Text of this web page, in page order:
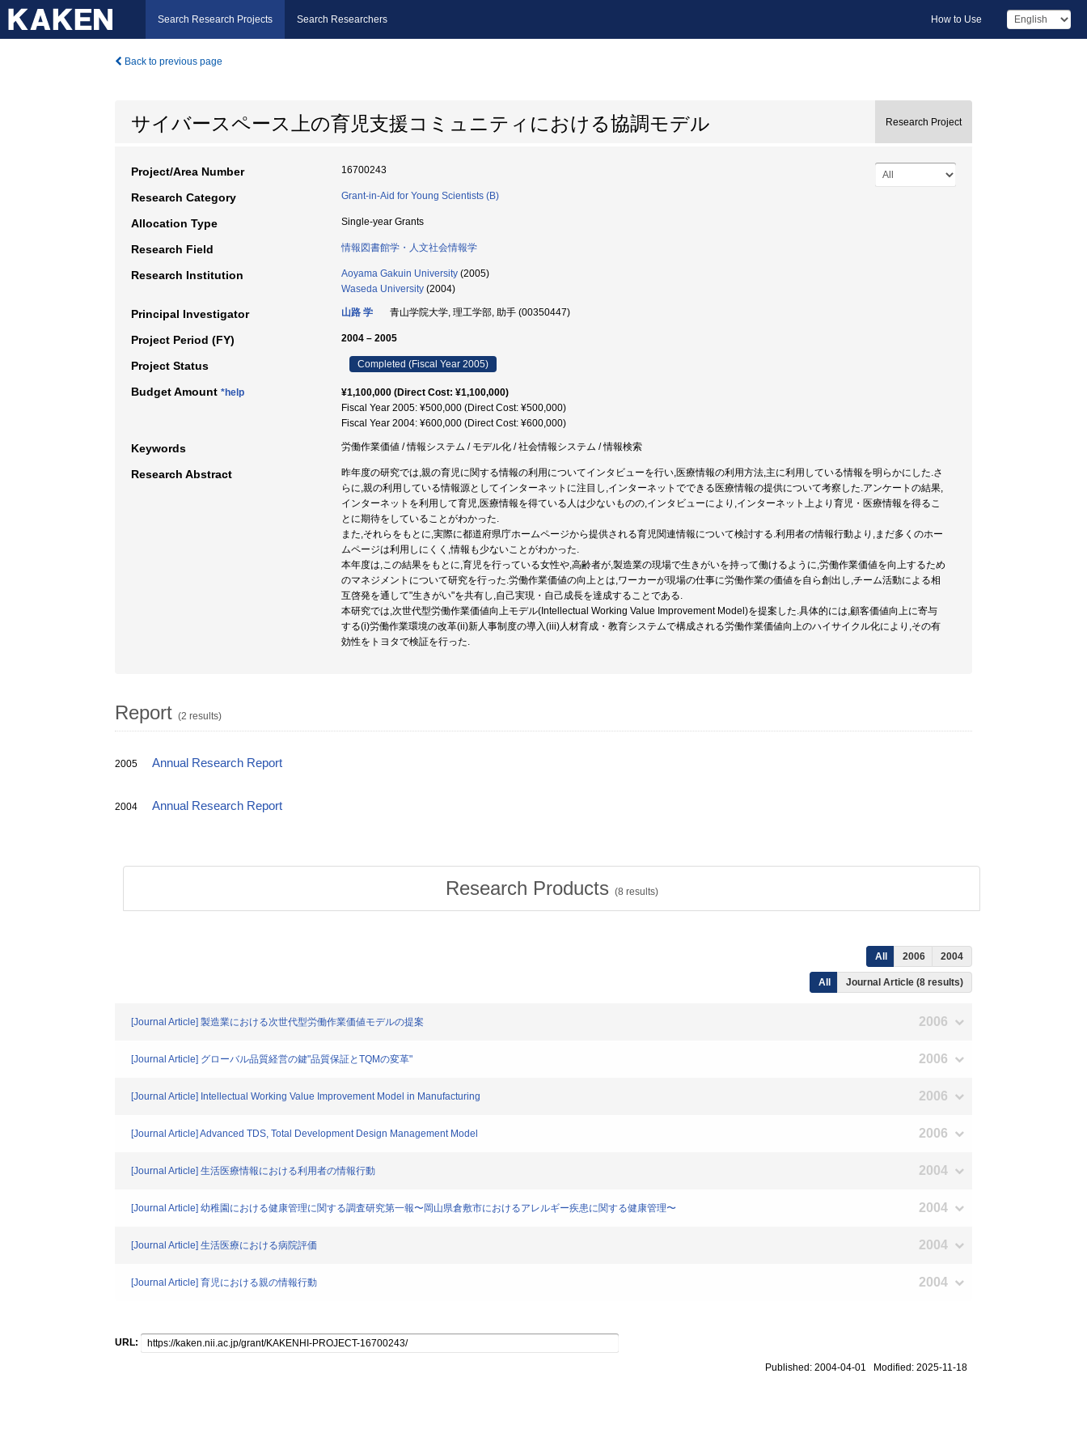
Search Research Projects Search Researchers How to Use
Back to previous page
サイバースペース上の育児支援コミュニティにおける協調モデル Research Project
Project/Area Number 16700243
Research Category Grant-in-Aid for Young Scientists (B)
Allocation Type Single-year Grants
Research Field 情報図書館学・人文社会情報学
Research Institution Aoyama Gakuin University (2005)
Waseda University (2004)
Principal Investigator 山路 学 青山学院大学, 理工学部, 助手 (00350447)
Project Period (FY) 2004 – 2005
Project Status Completed (Fiscal Year 2005)
Budget Amount *help
¥1,100,000 (Direct Cost: ¥1,100,000)
Fiscal Year 2005: ¥500,000 (Direct Cost: ¥500,000)
Fiscal Year 2004: ¥600,000 (Direct Cost: ¥600,000)
Keywords 労働作業価値 / 情報システム / モデル化 / 社会情報システム / 情報検索
Research Abstract
昨年度の研究では,親の育児に関する情報の利用についてインタビューを行い,医療情報の利用方法,主に利用している情報を明らかにした.さ
らに,親の利用している情報源としてインターネットに注目し,インターネットでできる医療情報の提供について考察した.アンケートの結果,
インターネットを利用して育児,医療情報を得ている人は少ないものの,インタビューにより,インターネット上より育児・医療情報を得るこ
とに期待をしていることがわかった.
また,それらをもとに,実際に都道府県庁ホームページから提供される育児関連情報について検討する.利用者の情報行動より,まだ多くのホー
ムページは利用しにくく,情報も少ないことがわかった.
本年度は,この結果をもとに,育児を行っている女性や,高齢者が,製造業の現場で生きがいを持って働けるように,労働作業価値を向上するため
のマネジメントについて研究を行った.労働作業価値の向上とは,ワーカーが現場の仕事に労働作業の価値を自ら創出し,チーム活動による相
互啓発を通して"生きがい"を共有し,自己実現・自己成長を達成することである.
本研究では,次世代型労働作業価値向上モデル(Intellectual Working Value Improvement Model)を提案した.具体的には,顧客価値向上に寄与
する(i)労働作業環境の改革(ii)新人事制度の導入(iii)人材育成・教育システムで構成される労働作業価値向上のハイサイクル化により,その有
効性をトヨタで検証を行った.
Report (2 results)
2005 Annual Research Report
2004 Annual Research Report
Research Products (8 results)
All 2006 2004
All Journal Article (8 results)
[Journal Article] 製造業における次世代型労働作業価値モデルの提案 2006
[Journal Article] グローバル品質経営の鍵"品質保証とTQMの変革" 2006
[Journal Article] Intellectual Working Value Improvement Model in Manufacturing 2006
[Journal Article] Advanced TDS, Total Development Design Management Model 2006
[Journal Article] 生活医療情報における利用者の情報行動 2004
[Journal Article] 幼稚園における健康管理に関する調査研究第一報〜岡山県倉敷市におけるアレルギー疾患に関する健康管理〜 2004
[Journal Article] 生活医療における病院評価 2004
[Journal Article] 育児における親の情報行動 2004
URL:
Published: 2004-04-01 Modified: 2025-11-18